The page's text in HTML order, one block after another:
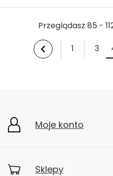
Przeglądasz 85 -
1
3
Moje konto
Sklepy